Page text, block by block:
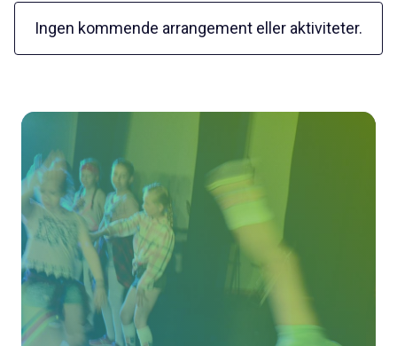
Ingen kommende arrangement eller aktiviteter.